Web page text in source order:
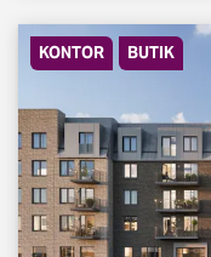
KONTOR BUTIK